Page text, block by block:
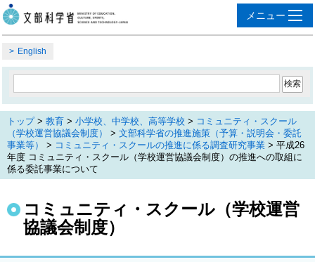
English
トップ> 教育 > 小学校、中学校、高等学校 > コミュニティ・スクール
（学校運営協議会制度）
> 文部科学省の推進施策（予算・説明会・委託
事業等）
> コミュニティ・スクールの推進に係る調査研究事業 > 平成26
年度 コミュニティ・スクール（学校運営協議会制度）の推進への取組に
係る委託事業について
コミュニティ・スクール（学校運営
協議会制度）